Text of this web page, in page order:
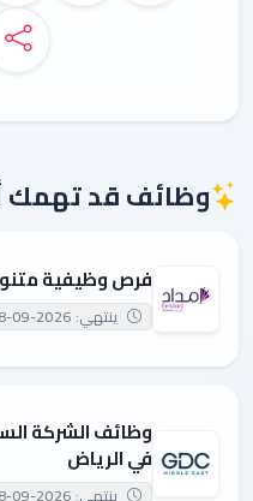
وظائف قد تهمك
فرص وظيفية
ينتهي: 2026-09-08
وظائف الشركة
في الرياض
ينتهي: 2026-09-08